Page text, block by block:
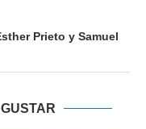
Prieto y Samuel